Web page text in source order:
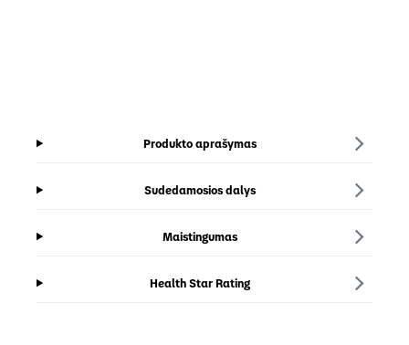
Produkto aprašymas
Sudedamosios dalys
Maistingumas
Health Star Rating